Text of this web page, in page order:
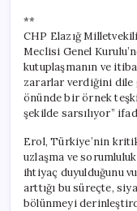
**
CHP Elazığ
Meclisi Genel
kutuplaşmanın ve
zararlar verdiğini dile
önünde bir örnek
şekilde sarsılıyor”
Erol, Türkiye’nin
uzlaşma ve
ihtiyaç duyulduğunu
arttığı bu süreçte,
bölünmeyi